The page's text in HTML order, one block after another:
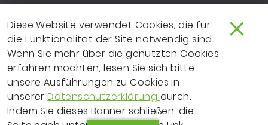
Diese Website verwendet Cookies, die für
die Funktionalität der Site notwendig sind.
Wenn Sie mehr über die genutzten Cookies
erfahren möchten, lesen Sie sich bitte
unsere Ausführungen zu Cookies in
unsererDatenschutzerklärung durch.
Indem Sie dieses Banner schließen, die
SO ERREICHEN SIE UNS
EXTRANET
IMPRESSUM
NEWSLETTER
LEICHTE SPRACHE
DATENSCHUTZ
FRAGEN ZUR WEBSITE?
VERTRAGSPARTNER
ERKLÄRUNG ZUR